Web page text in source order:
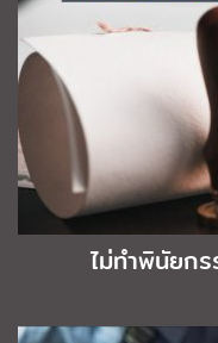
ไม่ทำพินัยก